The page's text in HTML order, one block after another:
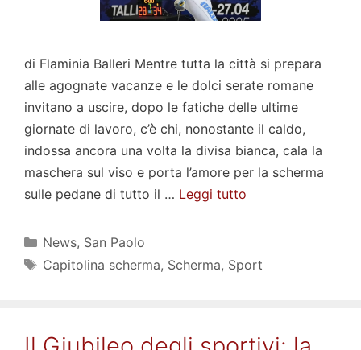
di Flaminia Balleri Mentre tutta la città si prepara
alle agognate vacanze e le dolci serate romane
invitano a uscire, dopo le fatiche delle ultime
giornate di lavoro, c’è chi, nonostante il caldo,
indossa ancora una volta la divisa bianca, cala la
maschera sul viso e porta l’amore per la scherma
sulle pedane di tutto il … Leggi tutto
Categorie
News, San Paolo
Tag
Capitolina scherma, Scherma, Sport